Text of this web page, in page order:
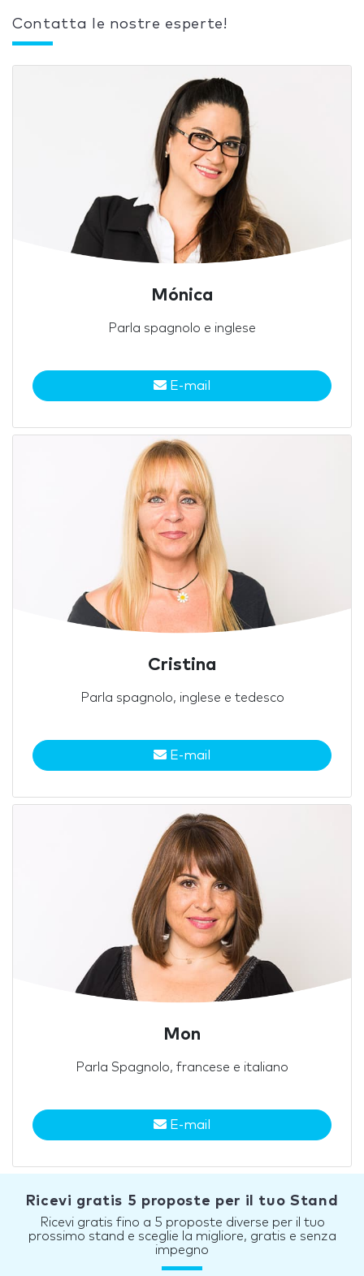
Contatta le nostre esperte!
Mónica
Parla spagnolo e inglese
E-mail
Cristina
Parla spagnolo, inglese e tedesco
E-mail
Mon
Parla Spagnolo, francese e italiano
E-mail
Ricevi gratis 5 proposte per il tuo Stand
Ricevi gratis fino a 5 proposte diverse per il tuo
prossimo stand e sceglie la migliore, gratis e senza
impegno